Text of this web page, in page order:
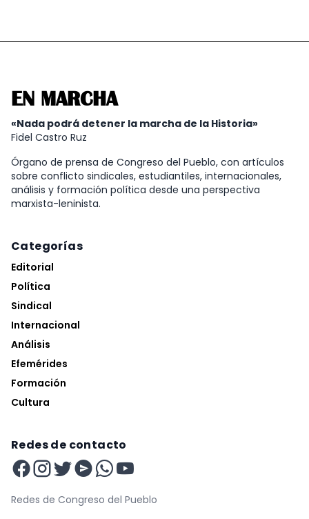
EN MARCHA
«Nada podrá detener la marcha de la Historia»
Fidel Castro Ruz
Órgano de prensa de Congreso del Pueblo, con artículos
sobre conflicto sindicales, estudiantiles, internacionales,
análisis y formación política desde una perspectiva
marxista-leninista.
Categorías
Editorial
Política
Sindical
Internacional
Análisis
Efemérides
Formación
Cultura
Redes de contacto
Redes de Congreso del Pueblo